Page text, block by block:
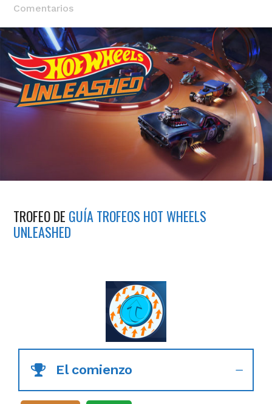
Comentarios
TROFEO DE GUÍA TROFEOS HOT WHEELS
UNLEASHED
El comienzo